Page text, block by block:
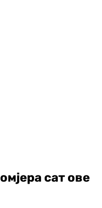
сат ове